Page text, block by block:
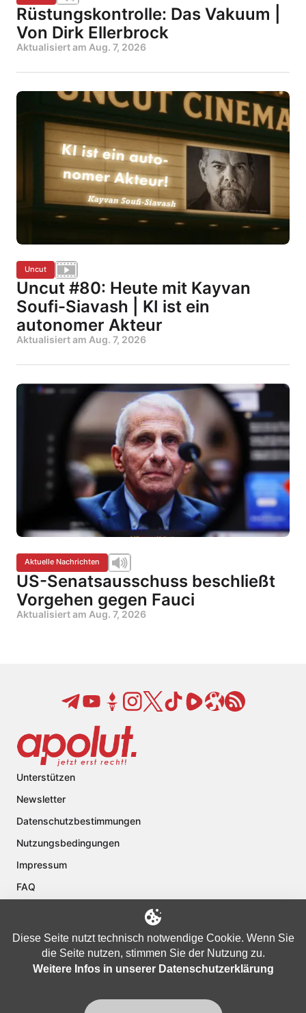
Rüstungskontrolle: Das Vakuum |
Von Dirk Ellerbrock
Aktualisiert am Aug. 7, 2026
Uncut
Uncut #80: Heute mit Kayvan
Soufi-Siavash | KI ist ein
autonomer Akteur
Aktualisiert am Aug. 7, 2026
Aktuelle Nachrichten
US-Senatsausschuss beschließt
Vorgehen gegen Fauci
Aktualisiert am Aug. 7, 2026
Unterstützen
Newsletter
Datenschutzbestimmungen
Nutzungsbedingungen
Impressum
FAQ
Copyright © 2024 apolut | Jetzt erst recht!. Published apolut Creatives
Diese Seite nutzt technisch notwendige Cookie. Wenn Sie
die Seite nutzen, stimmen Sie der Nutzung zu.
Weitere Infos in unserer Datenschutzerklärung